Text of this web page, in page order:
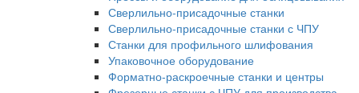
Сверлильно-присадочные станки
Сверлильно-присадочные станки с ЧПУ
Станки для профильного шлифования
Упаковочное оборудование
Форматно-раскроечные станки и центры